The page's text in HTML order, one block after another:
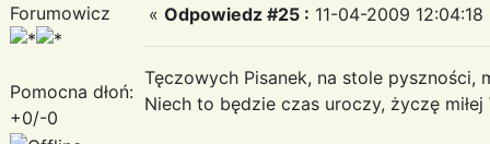
Forumowicz
Pomocna dłoń:
+0/-0
« Odpowiedz #25 : 11-04-2009 12:04:18
Tęczowych Pisanek, na stole pyszności,
Niech to będzie czas uroczy, życzę